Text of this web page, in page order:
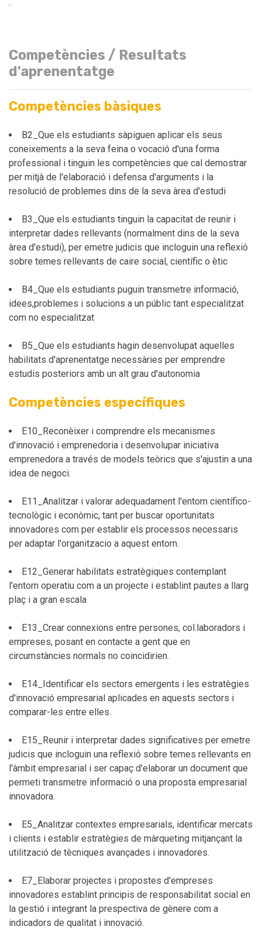
Competències / Resultats
d'aprenentatge
Competències bàsiques
B2_Que els estudiants sàpiguen aplicar els seus
coneixements a la seva feina o vocació d'una forma
professional i tinguin les competències que cal demostrar
per mitjà de l'elaboració i defensa d'arguments i la
resolució de problemes dins de la seva àrea d'estudi
B3_Que els estudiants tinguin la capacitat de reunir i
interpretar dades rellevants (normalment dins de la seva
àrea d'estudi), per emetre judicis que incloguin una reflexió
sobre temes rellevants de caire social, científic o ètic
B4_Que els estudiants puguin transmetre informació,
idees,problemes i solucions a un públic tant especialitzat
com no especialitzat
B5_Que els estudiants hagin desenvolupat aquelles
habilitats d'aprenentatge necessàries per emprendre
estudis posteriors amb un alt grau d'autonomia
Competències específiques
E10_Reconèixer i comprendre els mecanismes
d'innovació i emprenedoria i desenvolupar iniciativa
emprenedora a través de models teòrics que s'ajustin a una
idea de negoci.
E11_Analitzar i valorar adequadament l'entorn científico-
tecnològic i econòmic, tant per buscar oportunitats
innovadores com per establir els processos necessaris
per adaptar l'organitzacio a aquest entorn.
E12_Generar habilitats estratègiques contemplant
l'entorn operatiu com a un projecte i establint pautes a llarg
plaç i a gran escala
E13_Crear connexions entre persones, col.laboradors i
empreses, posant en contacte a gent que en
circumstàncies normals no coincidirien.
E14_Identificar els sectors emergents i les estratègies
d'innovació empresarial aplicades en aquests sectors i
comparar-les entre elles.
E15_Reunir i interpretar dades significatives per emetre
judicis que incloguin una reflexió sobre temes rellevants en
l'àmbit empresarial i ser capaç d'elaborar un document que
permeti transmetre informació o una proposta empresarial
innovadora.
E5_Analitzar contextes empresarials, identificar mercats
i clients i establir estratègies de màrqueting mitjançant la
utilització de tècniques avançades i innovadores.
E7_Elaborar projectes i propostes d'empreses
innovadores establint principis de responsabilitat social en
la gestió i integrant la prespectiva de gènere com a
indicadors de qualitat i innovació.